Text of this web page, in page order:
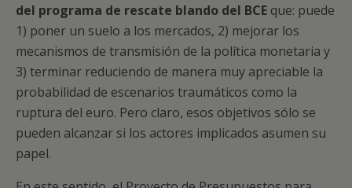
del programa de rescate blando del BCE que: puede
1) poner un suelo a los mercados, 2) mejorar los
mecanismos de transmisión de la política monetaria y
3) terminar reduciendo de manera muy apreciable la
probabilidad de escenarios traumáticos como la
ruptura del euro. Pero claro, esos objetivos sólo se
pueden alcanzar si los actores implicados asumen su
papel.